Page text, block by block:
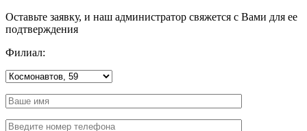
Оставьте заявку, и наш администратор свяжется с Вами для ее
подтверждения
Филиал: